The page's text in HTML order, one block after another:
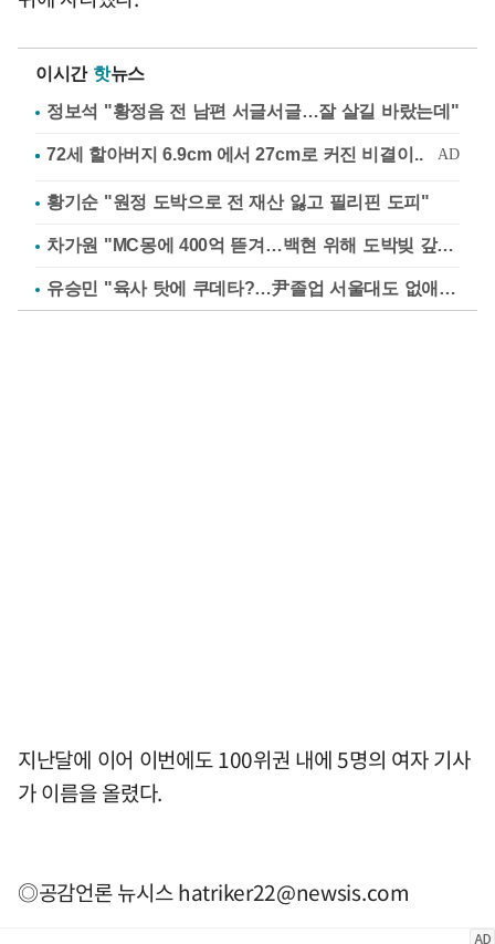
이시간 핫뉴스
정보석 "황정음 전 남편 서글서글…잘 살길 바랐는데"
황기순 "원정 도박으로 전 재산 잃고 필리핀 도피"
차가원 "MC몽에 400억 뜯겨…백현 위해 도박빚 갚아줘"
유승민 "육사 탓에 쿠데타?…尹졸업 서울대도 없애나"
지난달에 이어 이번에도 100위권 내에 5명의 여자 기사
가 이름을 올렸다.
◎공감언론 뉴시스hatriker22@newsis.com